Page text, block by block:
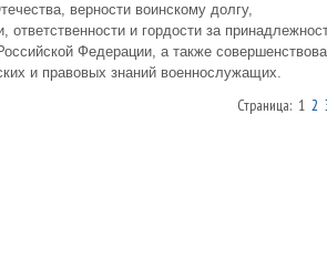
верно­сти воинскому долгу,
ответственности и гордости за
Федерации, а также
и правовых знаний военнослужащих.
Страница: 1 2